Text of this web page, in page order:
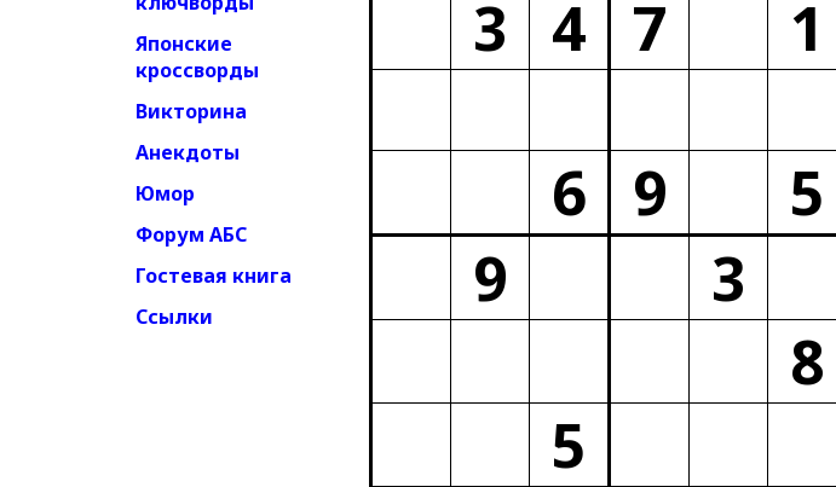
Японские
кроссворды
Викторина
Анекдоты
Юмор
Форум АБС
Гостевая книга
Ссылки
3 4 7 1
6
9 5
9
3
8
5